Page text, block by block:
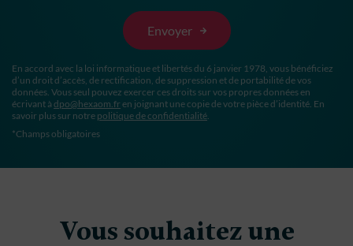
En accord avec la loi informatique et libertés du 6 janvier 1978, vous bénéficiez
d’un droit d’accès, de rectification, de suppression et de portabilité de vos
données. Vous seul pouvez exercer ces droits sur vos propres données en
écrivant à dpo@hexaom.fr en joignant une copie de votre pièce d’identité. En
savoir plus sur notre politique de confidentialité.
*Champs obligatoires
Vous souhaitez une